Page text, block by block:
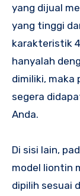
yang dijual
yang tinggi
karakteristik
hanyalah
dimiliki, maka
segera
Anda.
Di sisi lain,
model liontin
dipilih sesuai